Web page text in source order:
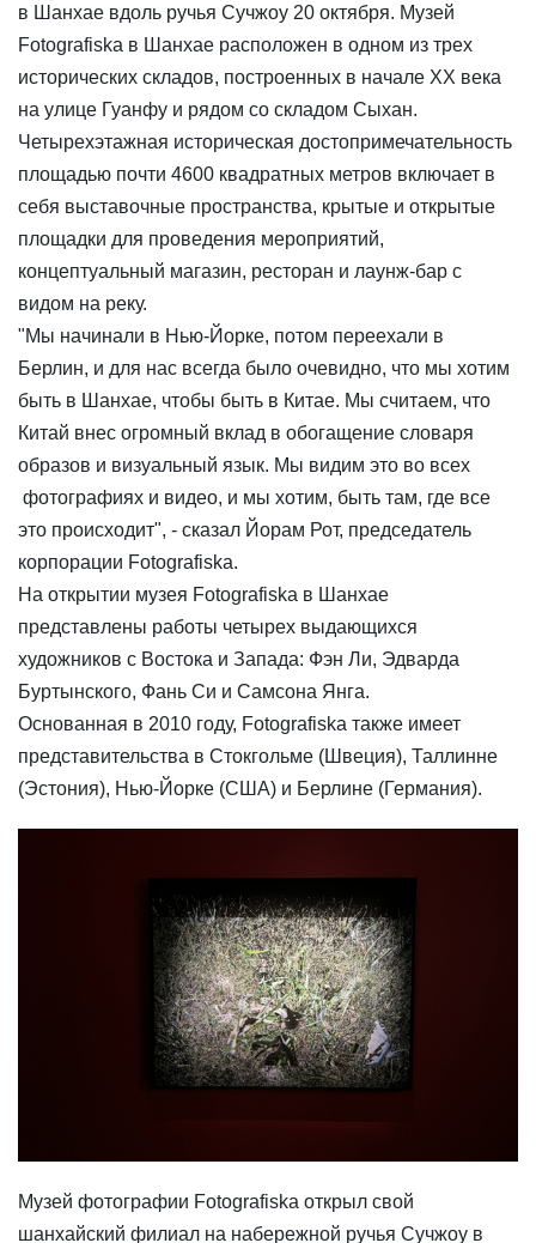
в Шанхае вдоль ручья Сучжоу 20 октября. Музей
Fotografiska в Шанхае расположен в одном из трех
исторических складов, построенных в начале XX века
на улице Гуанфу и рядом со складом Сыхан.
Четырехэтажная историческая достопримечательность
площадью почти 4600 квадратных метров включает в
себя выставочные пространства, крытые и открытые
площадки для проведения мероприятий,
концептуальный магазин, ресторан и лаунж-бар с
видом на реку.
"Мы начинали в Нью-Йорке, потом переехали в
Берлин, и для нас всегда было очевидно, что мы хотим
быть в Шанхае, чтобы быть в Китае. Мы считаем, что
Китай внес огромный вклад в обогащение словаря
образов и визуальный язык. Мы видим это во всех
фотографиях и видео, и мы хотим, быть там, где все
это происходит", - сказал Йорам Рот, председатель
корпорации Fotografiska.
На открытии музея Fotografiska в Шанхае
представлены работы четырех выдающихся
художников с Востока и Запада: Фэн Ли, Эдварда
Буртынского, Фань Си и Самсона Янга.
Основанная в 2010 году, Fotografiska также имеет
представительства в Стокгольме (Швеция), Таллинне
(Эстония), Нью-Йорке (США) и Берлине (Германия).
Музей фотографии Fotografiska открыл свой
шанхайский филиал на набережной ручья Сучжоу в